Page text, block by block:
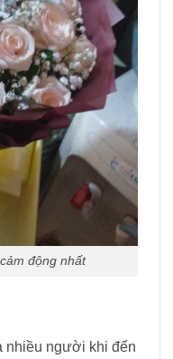
động nhất
nhiều người khi đến